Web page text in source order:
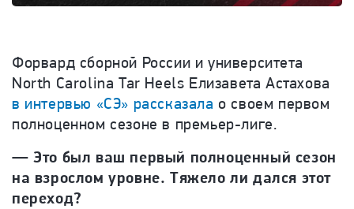
Форвард сборной России и университета
North Carolina Tar Heels Елизавета Астахова
в интервью «СЭ» рассказала о своем первом
полноценном сезоне в премьер-лиге.
— Это был ваш первый полноценный сезон
на взрослом уровне. Тяжело ли дался этот
переход?